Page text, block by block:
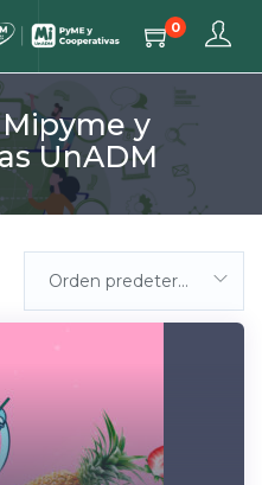
0
y
UnADM
Orden predeterminada